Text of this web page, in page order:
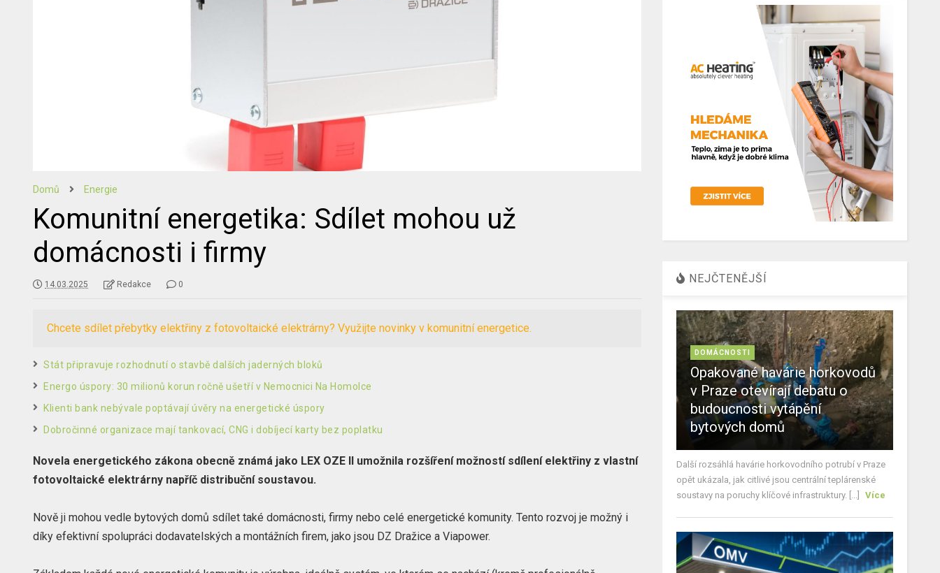
Domů Energie
Komunitní energetika: Sdílet mohou už
domácnosti i firmy
14.03.2025 Redakce 0
Chcete sdílet přebytky elektřiny z fotovoltaické elektrárny? Využijte novinky v komunitní energetice.
Stát připravuje rozhodnutí o stavbě dalších jaderných bloků
Energo úspory: 30 milionů korun ročně ušetří v Nemocnici Na Homolce
Klienti bank nebývale poptávají úvěry na energetické úspory
Dobročinné organizace mají tankovací, CNG i dobíjecí karty bez poplatku
Novela energetického zákona obecně známá jako LEX OZE II umožnila rozšíření možností sdílení elektřiny z vlastní
fotovoltaické elektrárny napříč distribuční soustavou.
Nově ji mohou vedle bytových domů sdílet také domácnosti, firmy nebo celé energetické komunity. Tento rozvoj je možný i
díky efektivní spolupráci dodavatelských a montážních firem, jako jsou DZ Dražice a Viapower.
NEJČTENĚJŠÍ
DOMÁCNOSTI
Opakované havárie horkovodů
v Praze otevírají debatu o
budoucnosti vytápění
bytových domů
Další rozsáhlá havárie horkovodního potrubí v Praze
opět ukázala, jak citlivé jsou centrální teplárenské
soustavy na poruchy klíčové infrastruktury. [...]
Více